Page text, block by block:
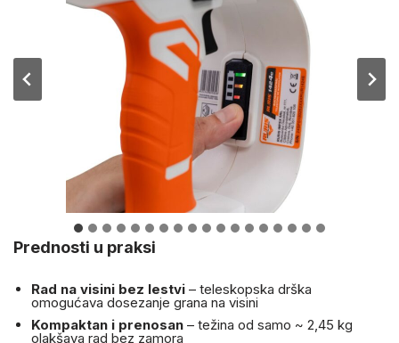
Prednosti u praksi
Rad na visini bez lestvi – teleskopska drška
omogućava dosezanje grana na visini
Kompaktan i prenosan – težina od samo ~ 2,45 kg
olakšava rad bez zamora